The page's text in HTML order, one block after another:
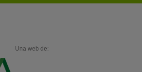
Una web de: